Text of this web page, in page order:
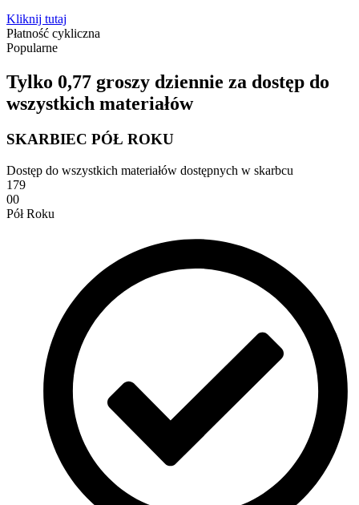
Kliknij tutaj
Płatność cykliczna
Popularne
Tylko 0,77 groszy dziennie za dostęp do
wszystkich materiałów
SKARBIEC PÓŁ ROKU
Dostęp do wszystkich materiałów dostępnych w skarbcu
179
00
Pół Roku